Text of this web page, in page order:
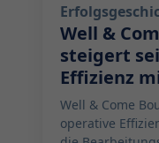
Well &
steigert
Effizienz
Well & Come
operative